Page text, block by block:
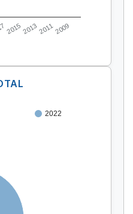
2015201320112009
2022